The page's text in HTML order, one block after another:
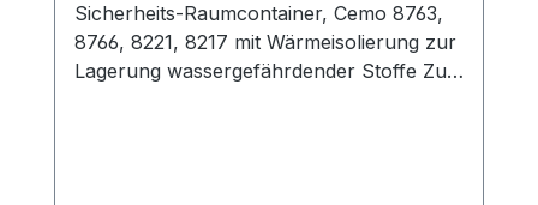
Sicherheits-Raumcontainer, Cemo 8763,
8766, 8221, 8217 mit Wärmeisolierung zur
Lagerung wassergefährdender Stoffe Zum